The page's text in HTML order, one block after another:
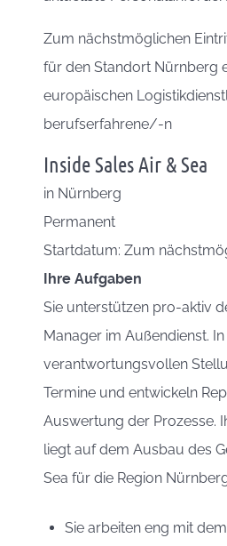
Zum nächstmöglichen
für den Standort Nürnberg
europäischen
berufserfahrene/-n
Inside Sales Air & Sea
in Nürnberg
Permanent
Startdatum: Zum
Ihre Aufgaben
Sie unterstützen pro-aktiv
Manager im Außendienst.
verantwortungsvollen
Termine und entwickeln
Auswertung der Prozesse.
liegt auf dem Ausbau des
Sea für die Region
Sie arbeiten eng mit dem